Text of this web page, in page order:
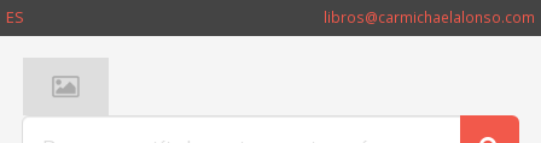
ES libros@carmichaelalonso.com